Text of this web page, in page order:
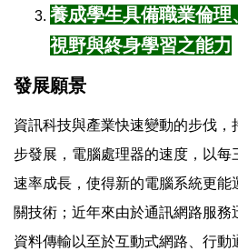
養成學生具備職業倫
視野與終身學習之能力
發展願景
資訊科技與產業快速變動的步伐，
步發展，電腦處理器的速度，以每
速率成長，使得新的電腦系統更能
關技術；近年來由於通訊網路服務
資料傳輸以至於互動式網路、行